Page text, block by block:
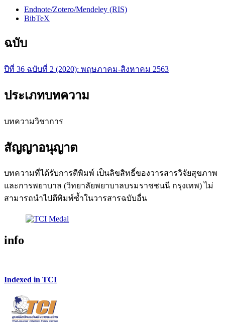
Endnote/Zotero/Mendeley (RIS)
BibTeX
ฉบับ
ปีที่ 36 ฉบับที่ 2 (2020): พฤษภาคม-สิงหาคม 2563
ประเภทบทความ
บทความวิชาการ
สัญญาอนุญาต
บทความที่ได้รับการตีพิมพ์ เป็นลิขสิทธิ์ของวารสารวิจัยสุขภาพ
และการพยาบาล (วิทยาลัยพยาบาลบรมราชชนนี กรุงเทพ) ไม่
สามารถนำไปตีพิมพ์ซ้ำในวารสารฉบับอื่น
info
Indexed in TCI